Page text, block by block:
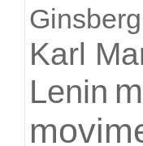
Ginsberg
Karl
Lenin